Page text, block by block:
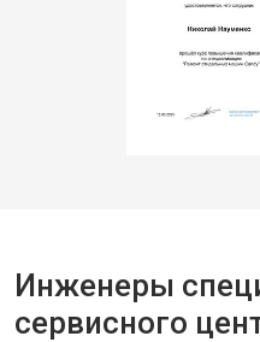
Инженеры
сервисного